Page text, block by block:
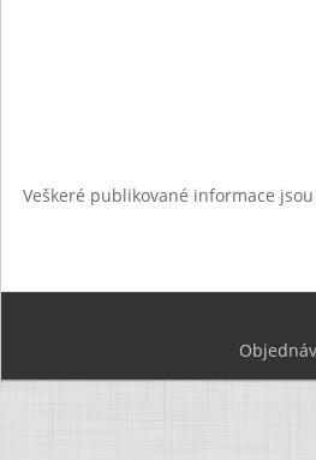
Veškeré publikované informace